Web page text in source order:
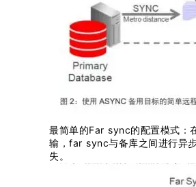
最简单的Far sync的配置模式：
输，far sync与备库之间进行异
失。